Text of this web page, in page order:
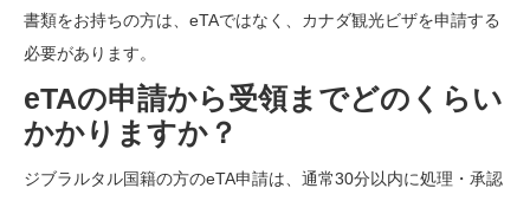
書類をお持ちの方は、eTAではなく、カナダ観光ビザを申請する
必要があります。
eTAの申請から受領までどのくらい
かかりますか？
ジブラルタル国籍の方のeTA申請は、通常30分以内に処理・承認